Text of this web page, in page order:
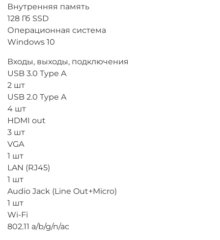
Внутренняя память
128 Гб SSD
Операционная система
Windows 10
Входы, выходы, подключения
USB 3.0 Type A
2 шт
USB 2.0 Type A
4 шт
HDMI out
3 шт
VGA
1 шт
LAN (RJ45)
1 шт
Audio Jack (Line Out+Micro)
1 шт
Wi-Fi
802.11 a/b/g/n/ac